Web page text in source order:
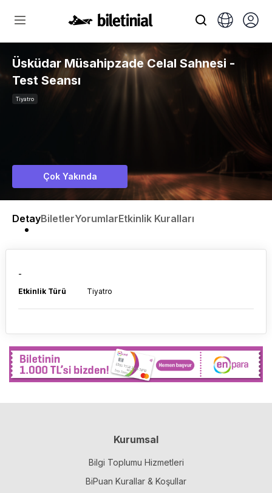
Üsküdar Müsahipzade Celal Sahnesi -
Test Seansı
Tiyatro
Çok Yakında
DetayBiletlerYorumlarEtkinlik Kuralları
-
Etkinlik Türü Tiyatro
Kurumsal
Bilgi Toplumu Hizmetleri
BiPuan Kurallar & Koşullar